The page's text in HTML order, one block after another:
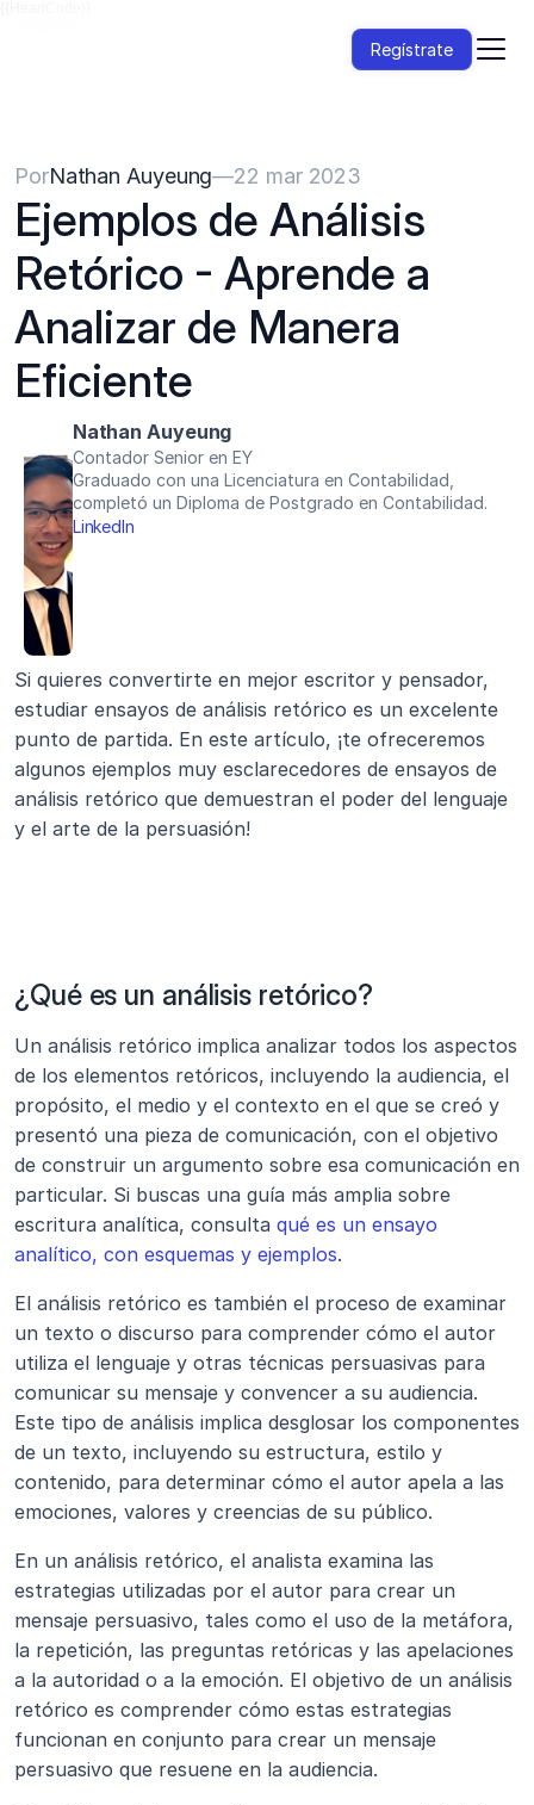
Regístrate
PorNathan Auyeung—22 mar 2023
Ejemplos de Análisis
Retórico - Aprende a
Analizar de Manera
Eficiente
Nathan Auyeung
Contador Senior en EY
Graduado con una Licenciatura en Contabilidad,
completó un Diploma de Postgrado en Contabilidad.
LinkedIn
Si quieres convertirte en mejor escritor y pensador,
estudiar ensayos de análisis retórico es un excelente
punto de partida. En este artículo, ¡te ofreceremos
algunos ejemplos muy esclarecedores de ensayos de
análisis retórico que demuestran el poder del lenguaje
y el arte de la persuasión!
¿Qué es un análisis retórico?
Un análisis retórico implica analizar todos los aspectos
de los elementos retóricos, incluyendo la audiencia, el
propósito, el medio y el contexto en el que se creó y
presentó una pieza de comunicación, con el objetivo
de construir un argumento sobre esa comunicación en
particular. Si buscas una guía más amplia sobre
escritura analítica, consulta qué es un ensayo
analítico, con esquemas y ejemplos.
El análisis retórico es también el proceso de examinar
un texto o discurso para comprender cómo el autor
utiliza el lenguaje y otras técnicas persuasivas para
comunicar su mensaje y convencer a su audiencia.
Este tipo de análisis implica desglosar los componentes
de un texto, incluyendo su estructura, estilo y
contenido, para determinar cómo el autor apela a las
emociones, valores y creencias de su público.
En un análisis retórico, el analista examina las
estrategias utilizadas por el autor para crear un
mensaje persuasivo, tales como el uso de la metáfora,
la repetición, las preguntas retóricas y las apelaciones
a la autoridad o a la emoción. El objetivo de un análisis
retórico es comprender cómo estas estrategias
funcionan en conjunto para crear un mensaje
persuasivo que resuene en la audiencia.